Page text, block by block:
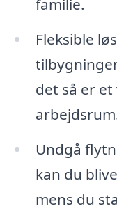
familie.
Fleksible
det så er
Undgå
kan du
mens du